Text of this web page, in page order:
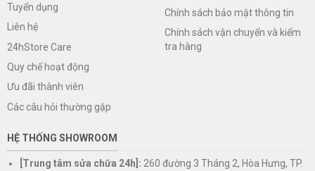
Tuyển dụng
Liên hệ
24hStore Care
Quy chế hoạt động
Ưu đãi thành viên
Các câu hỏi thường gặp
Chính sách bảo mật thông tin
Chính sách vận chuyển và kiểm
tra hàng
HỆ THỐNG SHOWROOM
[Trung tâm sửa chữa 24h]: 260 đường 3 Tháng 2, Hòa Hưng, TP.